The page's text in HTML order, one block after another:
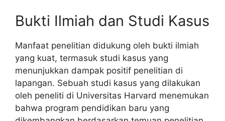
Bukti Ilmiah dan Studi Kasus
Manfaat penelitian didukung oleh bukti ilmiah
yang kuat, termasuk studi kasus yang
menunjukkan dampak positif penelitian di
lapangan. Sebuah studi kasus yang dilakukan
oleh peneliti di Universitas Harvard menemukan
bahwa program pendidikan baru yang